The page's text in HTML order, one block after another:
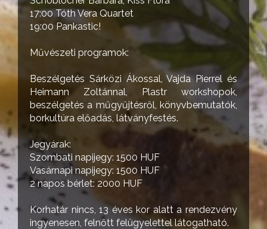
17:00 Tóth Vera Quartet
19:00 Pankastic!
Művészeti programok:
Beszélgetés Sárközi Ákossal, Vajda Pierrel és
Heimann Zoltánnal, Plastr workshopok,
beszélgetés a műgyűjtésről, könyvbemutatók,
borkultúra előadás, látványfestés.
Jegyárak:
Szombati napijegy: 1500 HUF
Vasárnapi napijegy: 1500 HUF
2 napos bérlet: 2000 HUF
Korhatár nincs, 13 éves kor alatt a rendezvény
ingyenesen, felnőtt felügyelettel látogatható.